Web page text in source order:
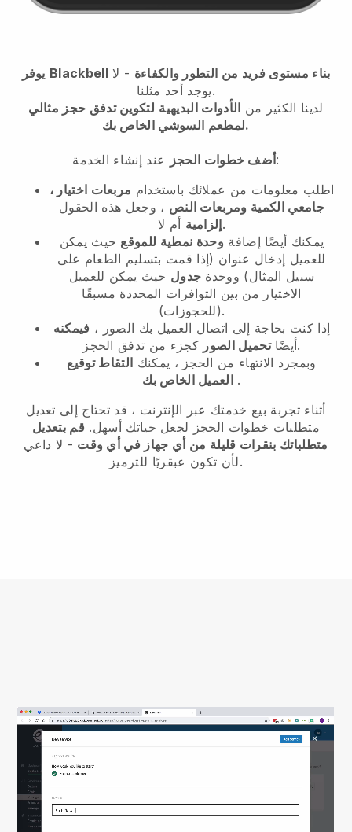
يوفر Blackbell بناء مستوى فريد من التطور والكفاءة - لا
يوجد أحد مثلنا.
لدينا الكثير من الأدوات البديهية لتكوين تدفق حجز مثالي
لمطعم السوشي الخاص بك.
أضف خطوات الحجزعند إنشاء الخدمة:
اطلب معلومات من عملائك باستخدام مربعات اختيار ،
جامعي الكمية ومربعات النص ، وجعل هذه الحقول
إلزاميةأم لا.
يمكنك أيضًا إضافة وحدة نمطية للموقع حيث يمكن
للعميل إدخال عنوان (إذا قمت بتسليم الطعام على
سبيل المثال) ووحدة جدول حيث يمكن للعميل
الاختيار من بين التوافرات المحددة مسبقًا
(للحجوزات).
إذا كنت بحاجة إلى اتصال العميل بك الصور ، فيمكنه
أيضًاتحميل الصور
كجزء من تدفق الحجز.
وبمجرد الانتهاء من الحجز ، يمكنك التقاط توقيع
العميل الخاص بك .
أثناء تجربة بيع خدمتك عبر الإنترنت ، قد تحتاج إلى تعديل
متطلبات خطوات الحجز لجعل حياتك أسهل. قم بتعديل
متطلباتك بنقرات قليلة من أي جهاز في أي وقت - لا داعي
لأن تكون عبقريًا للترميز.